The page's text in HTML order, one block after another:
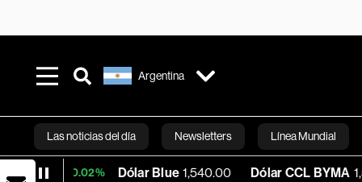
Argentina
Las noticias del día Newsletters Línea Mundial
Bloomberg
Dólar Blue 1,540.00 Dólar CCL BYMA 1,575.06